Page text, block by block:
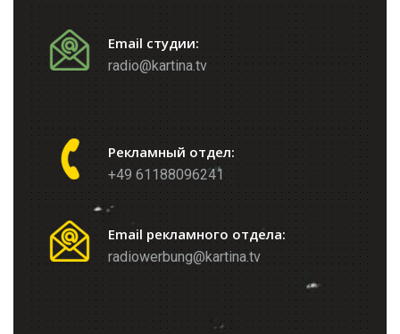
Email студии:
radio@kartina.tv
Рекламный отдел:
+49 61188096241
Email рекламного отдела:
radiowerbung@kartina.tv